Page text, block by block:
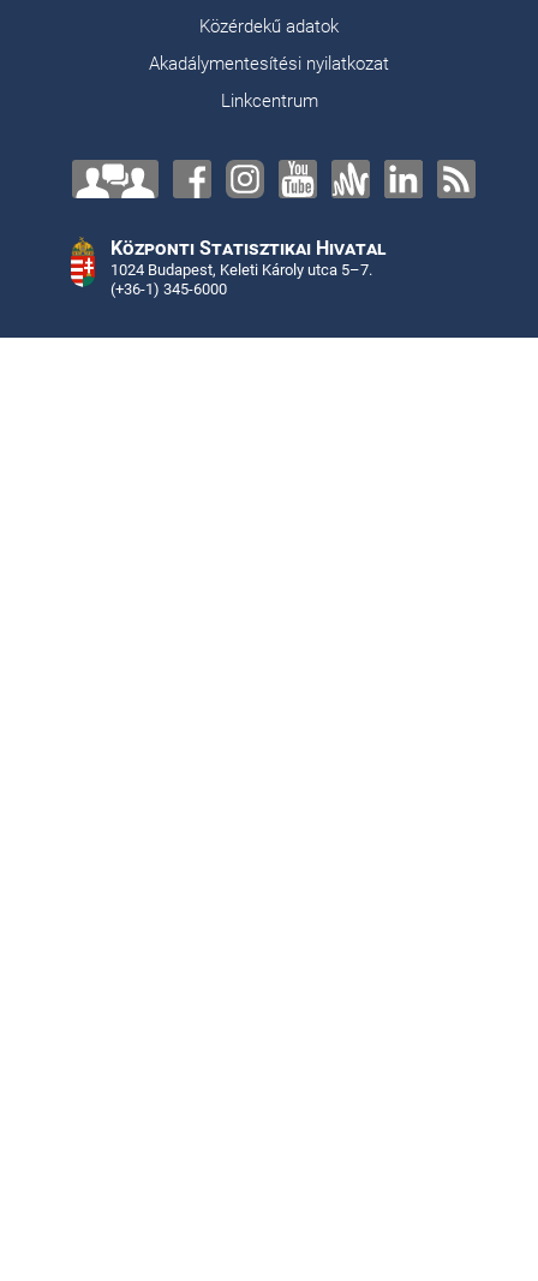
Közérdekű adatok
Akadálymentesítési nyilatkozat
Linkcentrum
Központi Statisztikai Hivatal
1024 Budapest, Keleti Károly utca 5–7.
(+36-1) 345-6000